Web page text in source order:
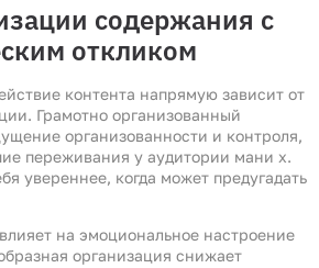
содержания с
откликом
контента напрямую зависит от
Грамотно организованный
организованности и контроля,
переживания у аудитории мани х.
увереннее, когда может предугадать
на эмоциональное настроение
организация снижает